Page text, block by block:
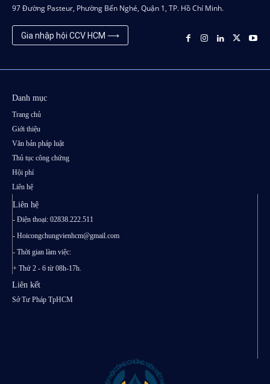
97 Đường Pasteur, Phường Bến Nghé, Quận 1, TP. Hồ Chí Minh.
Gia nhập hội CCV HCM ⟶
Danh mục
Trang chủ
Giới thiệu
Văn bản pháp luật
Thủ tục công chứng
Hội phí
Liên hệ
Liên hệ
- Điện thoại: 02838.222.511
- Hoicongchungvienhcm@gmail.com
- Thời gian làm việc:
+ Thứ 2 - 6 từ 08h-17h.
Liên kết
Sở Tư Pháp TpHCM